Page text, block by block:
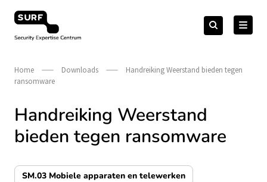
naar
Security Expertise Centrum – by SURF
Zoeken
naar:Zoeken
Home Downloads
Handreiking Weerstand bieden tegen
ransomware
Handreiking Weerstand
bieden tegen ransomware
SM.03 Mobiele apparaten en telewerken